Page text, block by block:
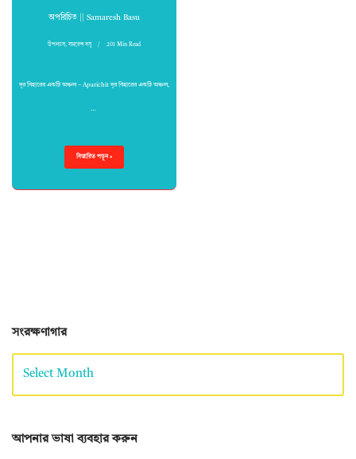
অপরিচিত || Samaresh Basu
উপন্যাস, সমরেশ বসু 201 Min Read
দূর বিহারের একটি অঞ্চল – Aparichit দূর বিহারের একটি অঞ্চল,
…
বিস্তারিত পড়ুন »
সংরক্ষণাগার
আপনার ভাষা ব্যবহার করুন